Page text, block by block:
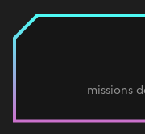
missions